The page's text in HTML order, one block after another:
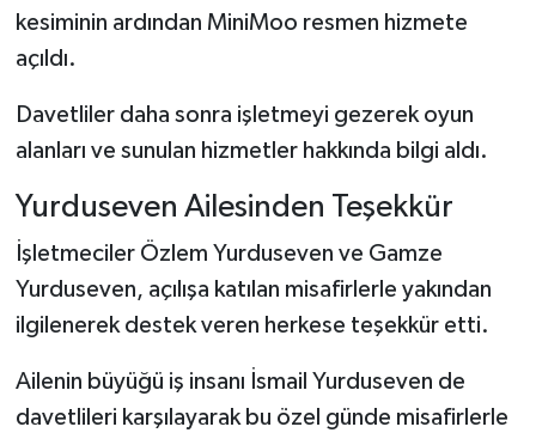
kesiminin ardından MiniMoo resmen hizmete
açıldı.
Davetliler daha sonra işletmeyi gezerek oyun
alanları ve sunulan hizmetler hakkında bilgi aldı.
Yurduseven Ailesinden Teşekkür
İşletmeciler Özlem Yurduseven ve Gamze
Yurduseven, açılışa katılan misafirlerle yakından
ilgilenerek destek veren herkese teşekkür etti.
Ailenin büyüğü iş insanı İsmail Yurduseven de
davetlileri karşılayarak bu özel günde misafirlerle